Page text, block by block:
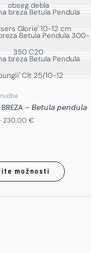
obseg debla
breza Betula Pendula
Glorie' 10-12 cm
Betula Pendula 300-
350 C20
breza Betula Pendula
Clt 25/10-12
BREZA – 𝘉𝘦𝘵𝘶𝘭𝘢 𝘱𝘦𝘯𝘥𝘶𝘭𝘢
230,00 €
možnosti